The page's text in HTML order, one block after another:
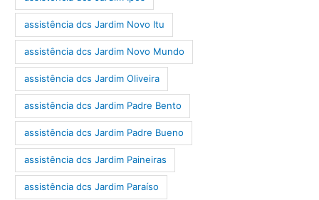
assistência dcs Jardim Novo Itu
assistência dcs Jardim Novo Mundo
assistência dcs Jardim Oliveira
assistência dcs Jardim Padre Bento
assistência dcs Jardim Padre Bueno
assistência dcs Jardim Paineiras
assistência dcs Jardim Paraíso